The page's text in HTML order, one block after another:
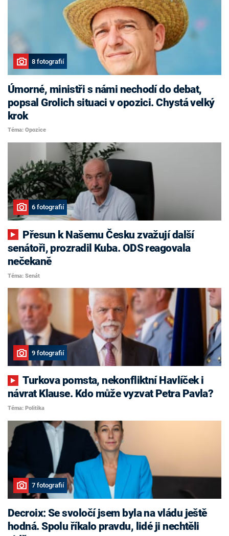
8 fotografií
Úmorné, ministři s námi nechodí do debat,
popsal Grolich situaci v opozici. Chystá velký
krok
Téma: Opozice
6 fotografií
senátoři, prozradil Kuba. ODS reagovala
nečekaně
Téma: Senát
9 fotografií
Turkova pomsta, nekonfliktní Havlíček i
návrat Klause. Kdo může vyzvat Petra Pavla?
Téma: Politika
7 fotografií
Decroix: Se svoločí jsem byla na vládu ještě
hodná. Spolu říkalo pravdu, lidé ji nechtěli